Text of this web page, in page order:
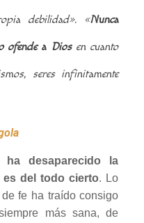
debilidad». «Nunca
ofende a Diosen cuanto
seres infinitamente
desaparecido la
del todo cierto. Lo
fe ha traído consigo
más sana, de